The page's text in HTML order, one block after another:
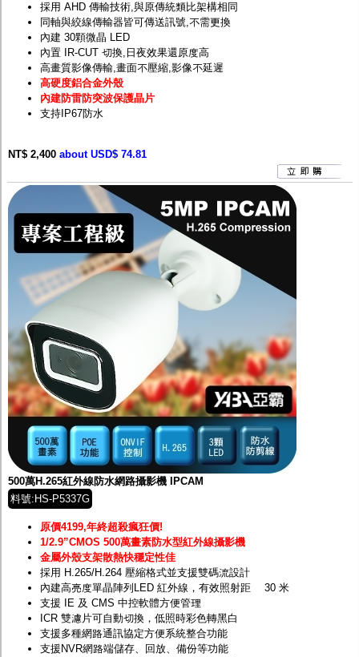
採用 AHD 傳輸技術,與原傳統類比架構相同
同軸與絞線傳輸器皆可傳送訊號,不需更換
內建 30顆微晶 LED
內置 IR-CUT 切換,日夜效果還原度高
高畫質影像傳輸,畫面不壓縮,影像不延遲
高硬度鋁合金外殼
內建防雷防突波保護晶片
支持IP67防水
NT$ 2,400 about USD$ 74.81
500萬H.265紅外線防水網路攝影機 IPCAM
料號:HS-P5337G
原價4199,年終超殺瘋狂價!
1/2.9”CMOS 500萬畫素防水型紅外線攝影機
金屬外殼支架散熱快穩定性佳
採用 H.265/H.264 壓縮格式並支援雙碼流設計
內建高亮度單晶陣列LED 紅外線，有效照射距離 30 米
支援 IE 及 CMS 中控軟體方便管理
ICR 雙濾片可自動切換，低照時彩色轉黑白
支援多種網路通訊協定方便系統整合功能
支援NVR網路端儲存、回放、備份等功能